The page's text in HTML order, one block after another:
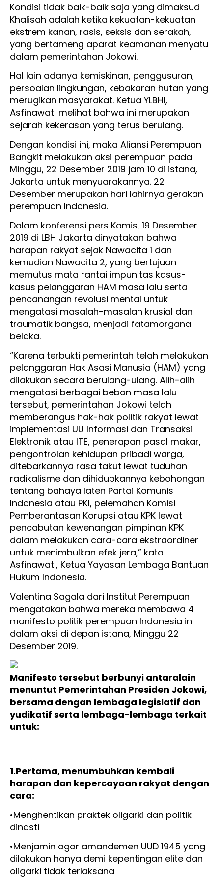
Kondisi tidak baik-baik saja yang dimaksud
Khalisah adalah ketika kekuatan-kekuatan
ekstrem kanan, rasis, seksis dan serakah,
yang bertameng aparat keamanan menyatu
dalam pemerintahan Jokowi.
Hal lain adanya kemiskinan, penggusuran,
persoalan lingkungan, kebakaran hutan yang
merugikan masyarakat. Ketua YLBHI,
Asfinawati melihat bahwa ini merupakan
sejarah kekerasan yang terus berulang.
Dengan kondisi ini, maka Aliansi Perempuan
Bangkit melakukan aksi perempuan pada
Minggu, 22 Desember 2019 jam 10 di istana,
Jakarta untuk menyuarakannya. 22
Desember merupakan hari lahirnya gerakan
perempuan Indonesia.
Dalam konferensi pers Kamis, 19 Desember
2019 di LBH Jakarta dinyatakan bahwa
harapan rakyat sejak Nawacita 1 dan
kemudian Nawacita 2, yang bertujuan
memutus mata rantai impunitas kasus-
kasus pelanggaran HAM masa lalu serta
pencanangan revolusi mental untuk
mengatasi masalah-masalah krusial dan
traumatik bangsa, menjadi fatamorgana
belaka.
“Karena terbukti pemerintah telah melakukan
pelanggaran Hak Asasi Manusia (HAM) yang
dilakukan secara berulang-ulang. Alih-alih
mengatasi berbagai beban masa lalu
tersebut, pemerintahan Jokowi telah
memberangus hak-hak politik rakyat lewat
implementasi UU Informasi dan Transaksi
Elektronik atau ITE, penerapan pasal makar,
pengontrolan kehidupan pribadi warga,
ditebarkannya rasa takut lewat tuduhan
radikalisme dan dihidupkannya kebohongan
tentang bahaya laten Partai Komunis
Indonesia atau PKI, pelemahan Komisi
Pemberantasan Korupsi atau KPK lewat
pencabutan kewenangan pimpinan KPK
dalam melakukan cara-cara ekstraordiner
untuk menimbulkan efek jera,” kata
Asfinawati, Ketua Yayasan Lembaga Bantuan
Hukum Indonesia.
Valentina Sagala dari Institut Perempuan
mengatakan bahwa mereka membawa 4
manifesto politik perempuan Indonesia ini
dalam aksi di depan istana, Minggu 22
Desember 2019.
Manifesto tersebut berbunyi antaralain
menuntut Pemerintahan Presiden Jokowi,
bersama dengan lembaga legislatif dan
yudikatif serta lembaga-lembaga terkait
untuk:
1.Pertama, menumbuhkan kembali
harapan dan kepercayaan rakyat dengan
cara:
•Menghentikan praktek oligarki dan politik
dinasti
•Menjamin agar amandemen UUD 1945 yang
dilakukan hanya demi kepentingan elite dan
oligarki tidak terlaksana